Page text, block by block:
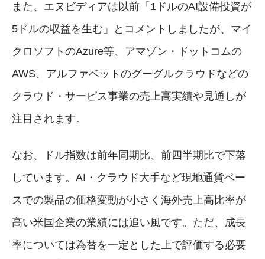
また、エヌビディアは以前「1ドルのAI設備投資が
5ドルの収益を生む」とコメントしましたが、マイ
クロソフトのAzure等、アマゾン・ドットコムの
AWS、アルファベットのグーグルクラウドなどの
クラウド・サービス事業の売上高実績や見通しが
注目されます。
なお、ドル指数は前年同期比、前四半期比で下落
しています。AI・クラウド大手など現地通貨ベー
スでの製品の価格変動が小さく海外売上高比率が
高い米国企業の業績には追い風です。ただ、成長
率については為替を一定とした上で評価する必要